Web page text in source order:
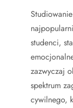
studenci,
zazwyczaj
spektrum
cywilnego,